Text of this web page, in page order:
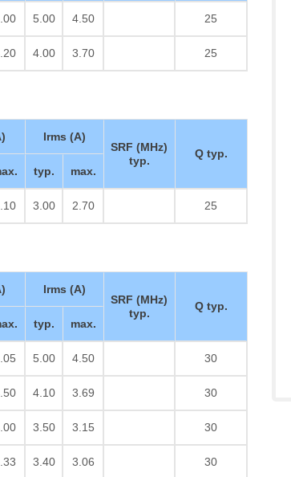
5.00 4.50 25
4.00 3.70 25
Irms (A)
SRF (MHz)
typ.
Q typ.
typ. max.
3.00 2.70 25
Irms (A)
SRF (MHz)
typ.
Q typ.
typ. max.
5.00 4.50 30
4.10 3.69 30
3.50 3.15 30
3.40 3.06 30